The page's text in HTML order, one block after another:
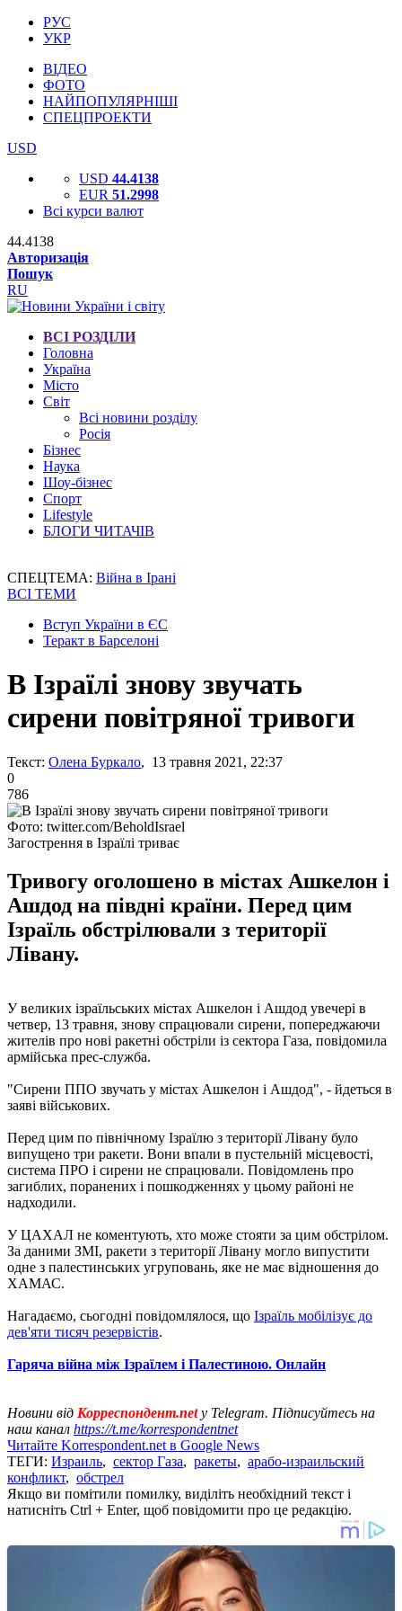
РУС
УКР
ВІДЕО
ФОТО
НАЙПОПУЛЯРНІШІ
СПЕЦПРОЕКТИ
USD
USD 44.4138
EUR 51.2998
Всі курси валют
44.4138
Авторизація
Пошук
RU
ВСІ РОЗДІЛИ
Головна
Україна
Місто
Світ
Всі новини розділу
Росія
Бізнес
Наука
Шоу-бізнес
Спорт
Lifestyle
БЛОГИ ЧИТАЧІВ
СПЕЦТЕМА: Війна в Ірані
ВСІ ТЕМИ
Вступ України в ЄС
Теракт в Барселоні
В Ізраїлі знову звучать
сирени повітряної тривоги
Текст: Олена Буркало, 13 травня 2021, 22:37
0
786
Фото: twitter.com/BeholdIsrael
Загострення в Ізраїлі триває
Тривогу оголошено в містах Ашкелон і
Ашдод на півдні країни. Перед цим
Ізраїль обстрілювали з території
Лівану.
У великих ізраїльських містах Ашкелон і Ашдод увечері в
четвер, 13 травня, знову спрацювали сирени, попереджаючи
жителів про нові ракетні обстріли із сектора Газа, повідомила
армійська прес-служба.
"Сирени ППО звучать у містах Ашкелон і Ашдод", - йдеться в
заяві військових.
Перед цим по північному Ізраїлю з території Лівану було
випущено три ракети. Вони впали в пустельній місцевості,
система ПРО і сирени не спрацювали. Повідомлень про
загиблих, поранених і пошкодженнях у цьому районі не
надходили.
У ЦАХАЛ не коментують, хто може стояти за цим обстрілом.
За даними ЗМІ, ракети з території Лівану могло випустити
одне з палестинських угруповань, яке не має відношення до
ХАМАС.
Нагадаємо, сьогодні повідомлялося, що Ізраїль мобілізує до
дев'яти тисяч резервістів.
Гаряча війна між Ізраїлем і Палестиною. Онлайн
Новини від Корреспондент.netу Telegram. Підписуйтесь на
наш канал https://t.me/korrespondentnet
Читайте Korrespondent.net в Google News
ТЕГИ: Израиль, сектор Газа, ракеты, арабо-израильский
конфликт, обстрел
Якщо ви помітили помилку, виділіть необхідний текст і
натисніть Ctrl + Enter, щоб повідомити про це редакцію.